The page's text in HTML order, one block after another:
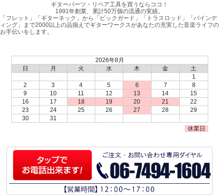
ギターパーツ・リペア工具を買うならココ！
1991年創業、累計50万個の流通の実績。
「フレット」「ギターネック」から「ピックガード」「トラスロッド」「バインデ
ィング」まで2000以上の品揃えでギターワークスがあなたの充実した音楽ライフの
お手伝いをします。
2026年8月
日
月 火 水 木 金
土
1
2
3 4 5 6 7
8
9
10 11 12 13 14
15
16
17 18 19 20 21
22
23
24 25 26 27 28
29
30
31
休業日